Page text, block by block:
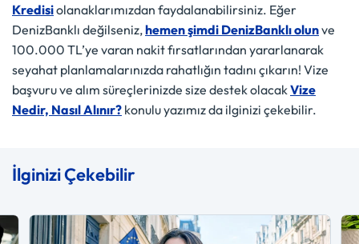
Kredisiolanaklarımızdan faydalanabilirsiniz. Eğer
DenizBanklı değilseniz,hemen şimdi DenizBanklı olunve
100.000 TL’ye varan nakit fırsatlarından yararlanarak
seyahat planlamalarınızda rahatlığın tadını çıkarın! Vize
başvuru ve alım süreçlerinizde size destek olacakVize
Nedir, Nasıl Alınır? konulu yazımız da ilginizi çekebilir.
İlginizi Çekebilir